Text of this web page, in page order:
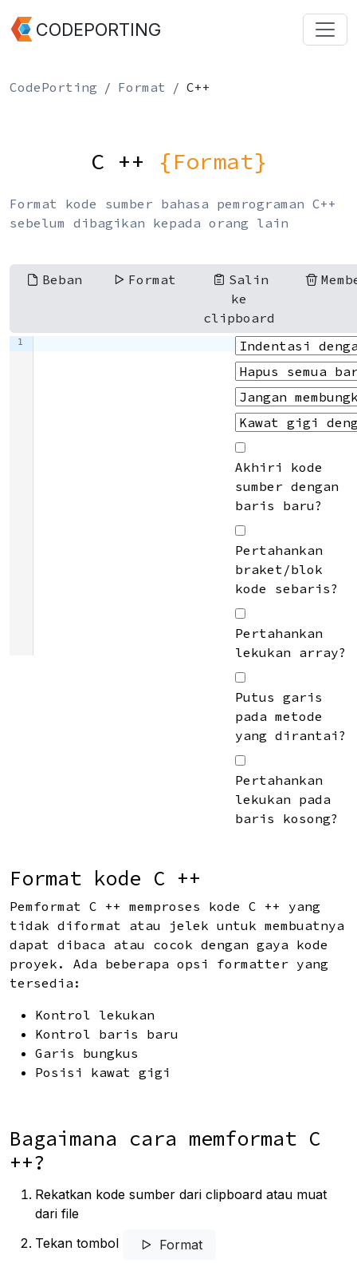
CODEPORTING
CodePorting Format C++
C ++ {Format}
Format kode sumber bahasa pemrograman C++
sebelum dibagikan kepada orang lain
Beban Format
Salin
ke
clipboard
1
Akhiri kode
sumber dengan
baris baru?
Pertahankan
braket/blok
kode sebaris?
Pertahankan
lekukan array?
Putus garis
pada metode
yang dirantai?
Pertahankan
lekukan pada
baris kosong?
Format kode C ++
Pemformat C ++ memproses kode C ++ yang
tidak diformat atau jelek untuk membuatnya
dapat dibaca atau cocok dengan gaya kode
proyek. Ada beberapa opsi formatter yang
tersedia:
Kontrol lekukan
Kontrol baris baru
Garis bungkus
Posisi kawat gigi
Bagaimana cara memformat C
++?
Rekatkan kode sumber dari clipboard atau muat
dari file
Tekan tombol
Format